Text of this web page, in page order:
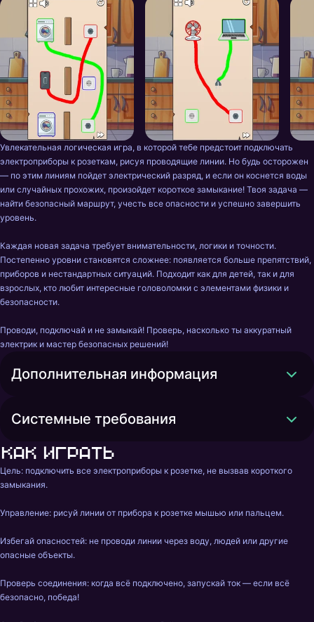
Увлекательная логическая игра, в которой тебе предстоит подключать
электроприборы к розеткам, рисуя проводящие линии. Но будь осторожен
— по этим линиям пойдет электрический разряд, и если он коснется воды
или случайных прохожих, произойдет короткое замыкание! Твоя задача —
найти безопасный маршрут, учесть все опасности и успешно завершить
уровень.
Каждая новая задача требует внимательности, логики и точности.
Постепенно уровни становятся сложнее: появляется больше препятствий,
приборов и нестандартных ситуаций. Подходит как для детей, так и для
взрослых, кто любит интересные головоломки с элементами физики и
безопасности.
Проводи, подключай и не замыкай! Проверь, насколько ты аккуратный
электрик и мастер безопасных решений!
Дополнительная информация
Системные требования
Как играть
Цель: подключить все электроприборы к розетке, не вызвав короткого
замыкания.
Управление: рисуй линии от прибора к розетке мышью или пальцем.
Избегай опасностей: не проводи линии через воду, людей или другие
опасные объекты.
Проверь соединения: когда всё подключено, запускай ток — если всё
безопасно, победа!